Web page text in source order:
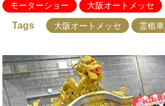
モーターショー
大阪オートメッセ
Tags 大阪オートメッセ 霊柩車